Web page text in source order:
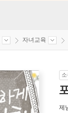
자녀교육
제